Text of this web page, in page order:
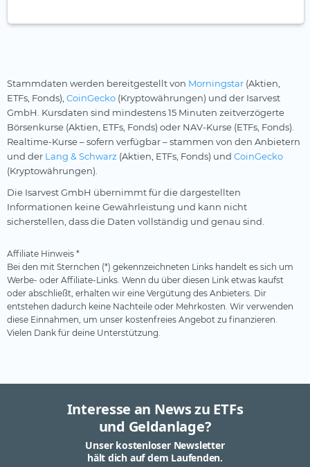
Stammdaten werden bereitgestellt von Morningstar (Aktien,
ETFs, Fonds), CoinGecko (Kryptowährungen) und der Isarvest
GmbH. Kursdaten sind mindestens 15 Minuten zeitverzögerte
Börsenkurse (Aktien, ETFs, Fonds) oder NAV-Kurse (ETFs, Fonds).
Realtime-Kurse – sofern verfügbar – stammen von den Anbietern
und der Lang & Schwarz (Aktien, ETFs, Fonds) und CoinGecko
(Kryptowährungen).
Die Isarvest GmbH übernimmt für die dargestellten
Informationen keine Gewährleistung und kann nicht
sicherstellen, dass die Daten vollständig und genau sind.
Affiliate Hinweis *
Bei den mit Sternchen (*) gekennzeichneten Links handelt es sich um
Werbe- oder Affiliate-Links. Wenn du über diesen Link etwas kaufst
oder abschließt, erhalten wir eine Vergütung des Anbieters. Dir
entstehen dadurch keine Nachteile oder Mehrkosten. Wir verwenden
diese Einnahmen, um unser kostenfreies Angebot zu finanzieren.
Vielen Dank für deine Unterstützung.
Interesse an News zu ETFs
und Geldanlage?
Unser kostenloser Newsletter
hält dich auf dem Laufenden.